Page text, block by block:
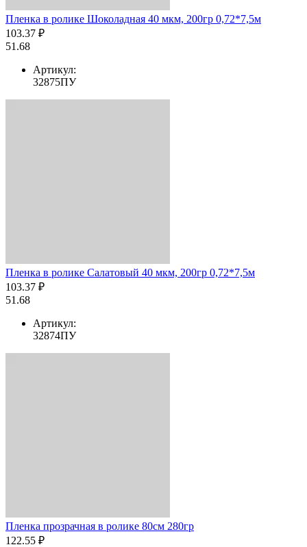
Пленка в ролике Шоколадная 40 мкм, 200гр 0,72*7,5м
103.37 ₽
51.68
Артикул:
32875ПУ
Пленка в ролике Салатовый 40 мкм, 200гр 0,72*7,5м
103.37 ₽
51.68
Артикул:
32874ПУ
Пленка прозрачная в ролике 80см 280гр
122.55 ₽